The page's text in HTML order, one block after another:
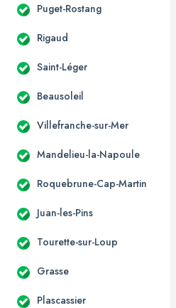
Puget-Rostang
Rigaud
Saint-Léger
Beausoleil
Villefranche-sur-Mer
Mandelieu-la-Napoule
Roquebrune-Cap-Martin
Juan-les-Pins
Tourette-sur-Loup
Grasse
Plascassier